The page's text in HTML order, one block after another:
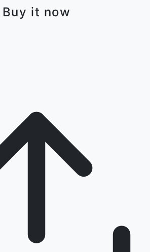
Buy it now